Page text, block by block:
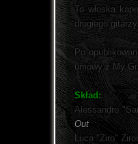
To włoska
drugiego
Po
umowy z My
Skład:
Alessandro
Out
Luca "Ziro"